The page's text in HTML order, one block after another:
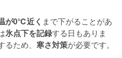
が0℃近く まで下がることがあ
氷点下を記録する日もありま
ため、 寒さ対策が必要です。